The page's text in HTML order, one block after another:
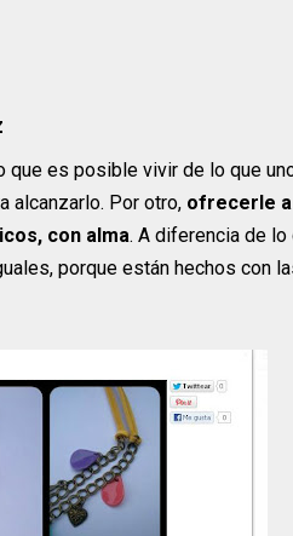
es posible vivir de lo que
alcanzarlo. Por otro, ofrecerle
con alma. A diferencia de lo
porque están hechos con